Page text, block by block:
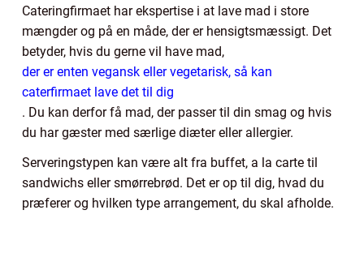
Cateringfirmaet har ekspertise i at lave mad i store
mængder og på en måde, der er hensigtsmæssigt. Det
betyder, hvis du gerne vil have mad,
der er enten vegansk eller vegetarisk, så kan
caterfirmaet lave det til dig
. Du kan derfor få mad, der passer til din smag og hvis
du har gæster med særlige diæter eller allergier.
Serveringstypen kan være alt fra buffet, a la carte til
sandwichs eller smørrebrød. Det er op til dig, hvad du
præferer og hvilken type arrangement, du skal afholde.